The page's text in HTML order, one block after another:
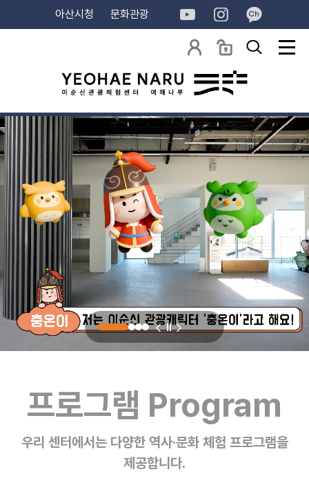
아산시청 문화관광
프로그램 Program
우리 센터에서는 다양한 역사·문화 체험 프로그램을
제공합니다.